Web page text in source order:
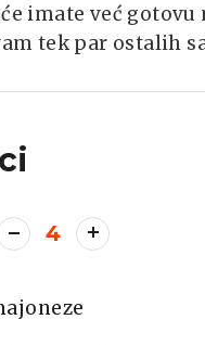
imate već gotovu
tek par ostalih
4